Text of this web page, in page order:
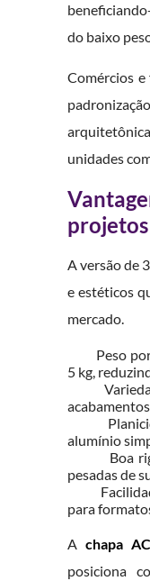
do baixo
Comércios
unidades
A versão de
e estéticos
mercado.
Peso por
5 kg,
alumínio
Boa
pesadas de
Facilidade
para
Achapa
posiciona